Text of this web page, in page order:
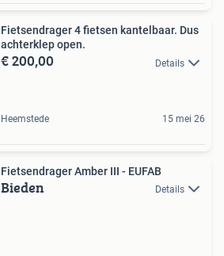
Fietsendrager 4 fietsen kantelbaar. Dus
achterklep open.
€ 200,00 Details
Heemstede 15 mei 26
Fietsendrager Amber III - EUFAB
Bieden Details